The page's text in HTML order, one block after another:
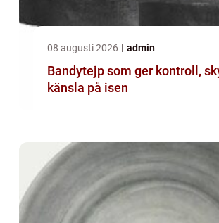
08 augusti 2026 admin
Bandytejp som ger kontroll,
känsla på isen